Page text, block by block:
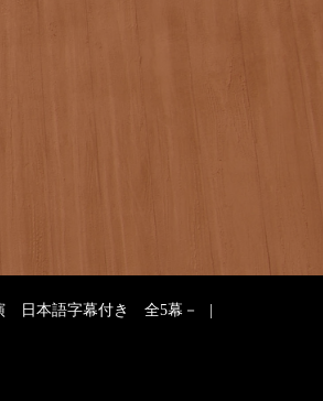
日本語字幕付き 全5幕－